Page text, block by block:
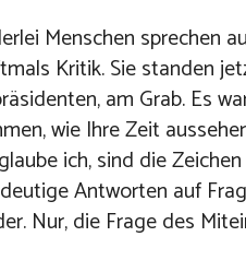
Menschen sprechen
Kritik. Sie standen
am Grab. Es
wie Ihre Zeit
ich, sind die
Antworten auf
Nur, die Frage des